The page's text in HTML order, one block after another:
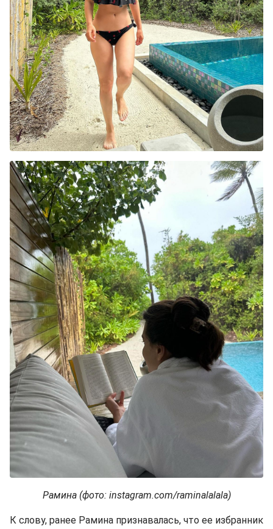
Рамина (фото: instagram.com/raminalalala)
К слову, ранее Рамина признавалась, что ее избранник